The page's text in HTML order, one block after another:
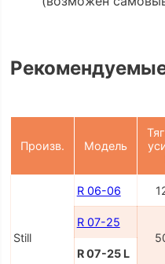
Произв. Модель
Still
R 06-06
R 07-25
R 07-25 L